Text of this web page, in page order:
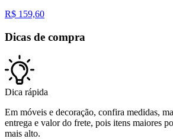
R$ 159,60
Dicas de compra
Dica rápida
Em móveis e decoração, confira medidas,
entrega e valor do frete, pois itens maiores
mais alto.